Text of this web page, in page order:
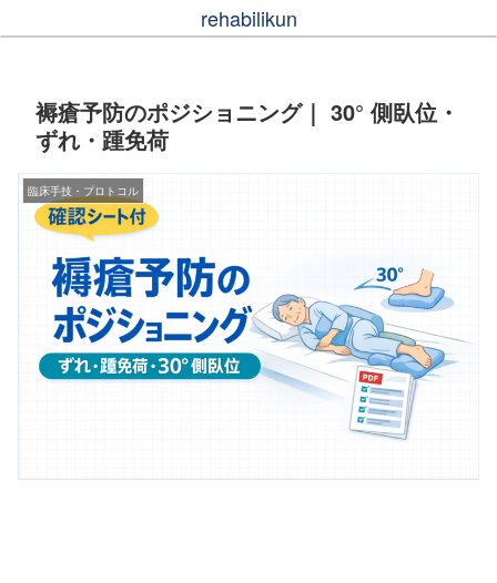
rehabilikun
褥瘡予防のポジショニング｜ 30° 側臥位・
ずれ・踵免荷
臨床手技・プロトコル